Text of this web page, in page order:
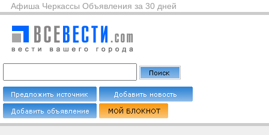
Афиша Черкассы Объявления за 30 дней